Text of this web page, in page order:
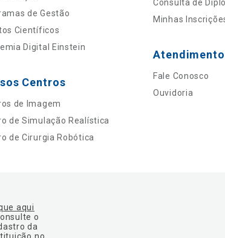
de Gestão
Científicos
Digital Einstein
Centros
de Imagem
de Simulação Realística
de Cirurgia Robótica
Consulta de
Minhas
Atendimento
Fale Conosco
Ouvidoria
aqui
o
da